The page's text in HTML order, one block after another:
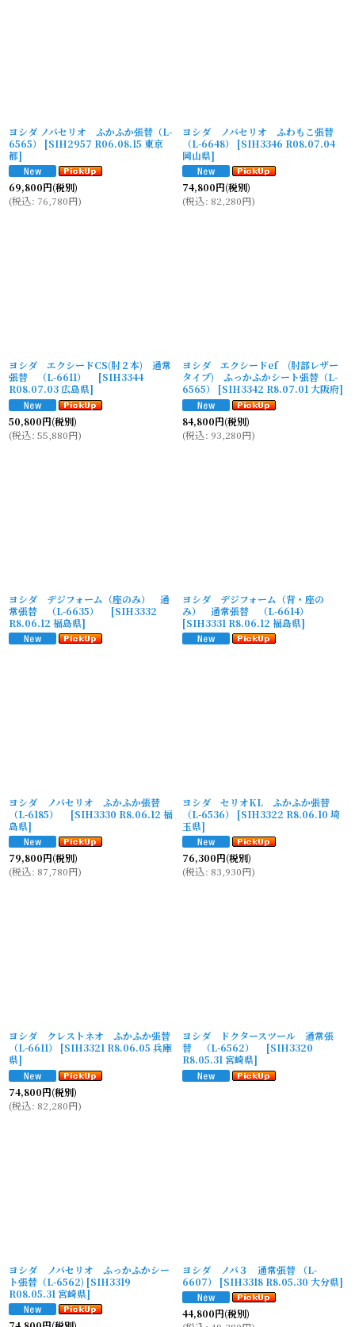
ヨシダ ノバセリオ ふかふか張替（L-
6565）
[SIH2957 R06.08.15 東京
都]
69,800円(税別)
(税込: 76,780円)
ヨシダ ノバセリオ ふわもこ張替
（L-6648）
[SIH3346 R08.07.04
岡山県]
74,800円(税別)
(税込: 82,280円)
ヨシダ エクシードCS(肘２本) 通常
張替 （L-6611）
[SIH3344
R08.07.03 広島県]
50,800円(税別)
(税込: 55,880円)
ヨシダ エクシードef (肘部レザー
タイプ) ふっかふかシート張替（L-
6565）
[SIH3342 R8.07.01 大阪府]
84,800円(税別)
(税込: 93,280円)
ヨシダ デジフォーム（座のみ） 通
常張替 （L-6635）
[SIH3332
R8.06.12 福島県]
ヨシダ デジフォーム（背・座の
み） 通常張替 （L-6614）
[SIH3331 R8.06.12 福島県]
ヨシダ ノバセリオ ふかふか張替
（L-6185）
[SIH3330 R8.06.12 福
島県]
79,800円(税別)
(税込: 87,780円)
ヨシダ セリオKL ふかふか張替
（L-6536）
[SIH3322 R8.06.10 埼
玉県]
76,300円(税別)
(税込: 83,930円)
ヨシダ クレストネオ ふかふか張替
（L-6611）
[SIH3321 R8.06.05 兵庫
県]
74,800円(税別)
(税込: 82,280円)
ヨシダ ドクタースツール 通常張
替 （L-6562）
[SIH3320
R8.05.31 宮崎県]
ヨシダ ノバセリオ ふっかふかシー
ト張替（L-6562) [SIH3319
R08.05.31 宮崎県]
ヨシダ ノバ３ 通常張替 （L-
6607）
[SIH3318 R8.05.30 大分県]
44,800円(税別)